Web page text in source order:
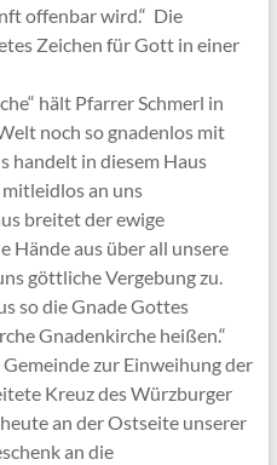
offenbar wird.“ Die
Zeichen für Gott in einer
hält Pfarrer Schmerl in
noch so gnadenlos mit
handelt in diesem Haus
an uns
breitet der ewige
Hände aus über all unsere
göttliche Vergebung zu.
so die Gnade Gottes
Gnadenkirche heißen.“
zur Einweihung der
Kreuz des Würzburger
an der Ostseite unserer
an die